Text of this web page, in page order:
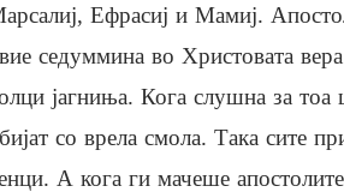
Ефрасиј и Мамиј.
седуммина во Христовата
јагниња. Кога слушна за тоа
со врела смола. Така сите
А кога ги мачеше